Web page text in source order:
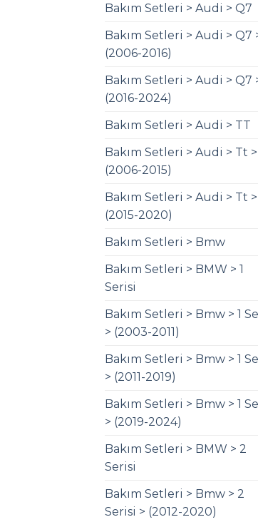
Bakım Setleri > Audi > Q7
Bakım Setleri > Audi > Q7
(2006-2016)
Bakım Setleri > Audi > Q7
(2016-2024)
Bakım Setleri > Audi > TT
Bakım Setleri > Audi > Tt >
(2006-2015)
Bakım Setleri > Audi > Tt >
(2015-2020)
Bakım Setleri > Bmw
Bakım Setleri > BMW > 1
Serisi
Bakım Setleri > Bmw > 1
> (2003-2011)
Bakım Setleri > Bmw > 1
> (2011-2019)
Bakım Setleri > Bmw > 1
> (2019-2024)
Bakım Setleri > BMW > 2
Serisi
Bakım Setleri > Bmw > 2
Serisi > (2012-2020)